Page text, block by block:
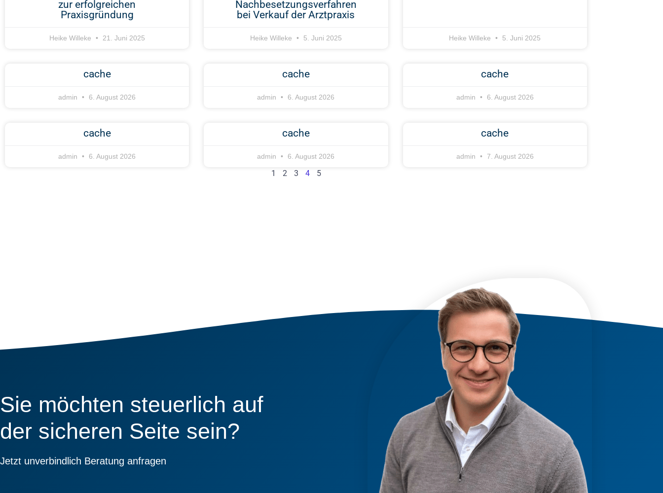
zur erfolgreichen
Praxisgründung
Heike Willeke 21. Juni 2025
Nachbesetzungsverfahren
bei Verkauf der Arztpraxis
Heike Willeke 5. Juni 2025 Heike Willeke 5. Juni 2025
cache
admin 6. August 2026
cache
admin 6. August 2026
cache
admin 6. August 2026
cache
admin 6. August 2026
cache
admin 6. August 2026
cache
admin 7. August 2026
1 2 3 4 5
Sie möchten steuerlich auf
der sicheren Seite sein?
Jetzt unverbindlich Beratung anfragen